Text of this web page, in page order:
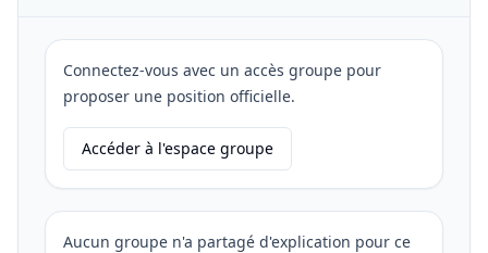
Connectez-vous avec un accès groupe pour
proposer une position officielle.
Accéder à l'espace groupe
Aucun groupe n'a partagé d'explication pour ce